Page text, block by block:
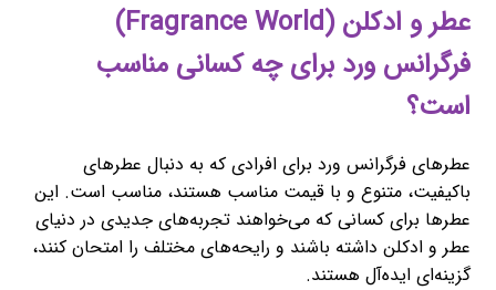
عطر و ادکلن (Fragrance World)
فرگرانس ورد برای چه کسانی مناسب
است؟
عطرهای فرگرانس ورد برای افرادی که به دنبال عطرهای
باکیفیت، متنوع و با قیمت مناسب هستند، مناسب است. این
عطرها برای کسانی که می‌خواهند تجربه‌های جدیدی در دنیای
عطر و ادکلن داشته باشند و رایحه‌های مختلف را امتحان کنند،
گزینه‌ای ایده‌آل هستند.